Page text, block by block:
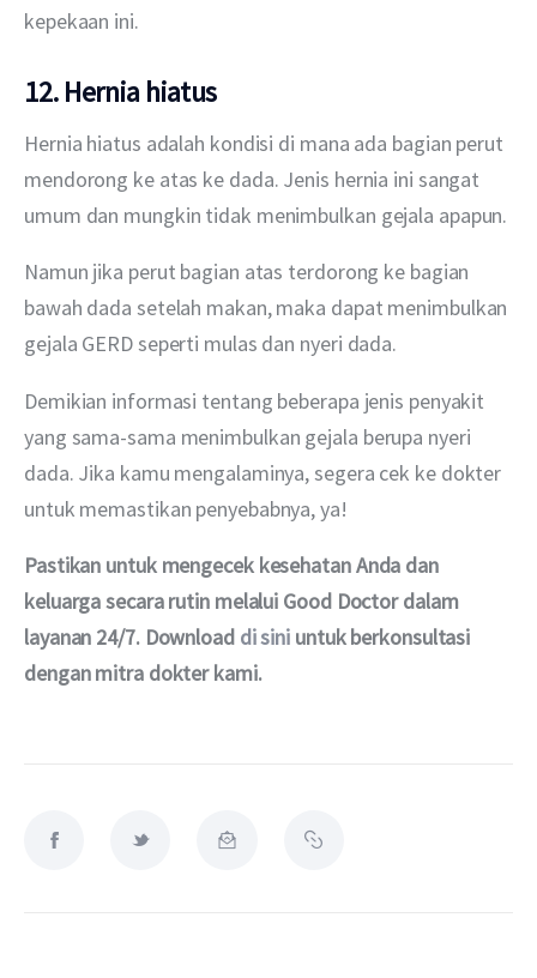
kepekaan ini.
12. Hernia hiatus
Hernia hiatus adalah kondisi di mana ada bagian perut
mendorong ke atas ke dada. Jenis hernia ini sangat
umum dan mungkin tidak menimbulkan gejala apapun.
Namun jika perut bagian atas terdorong ke bagian
bawah dada setelah makan, maka dapat menimbulkan
gejala GERD seperti mulas dan nyeri dada.
Demikian informasi tentang beberapa jenis penyakit
yang sama-sama menimbulkan gejala berupa nyeri
dada. Jika kamu mengalaminya, segera cek ke dokter
untuk memastikan penyebabnya, ya!
Pastikan untuk mengecek kesehatan Anda dan
keluarga secara rutin melalui Good Doctor dalam
layanan 24/7. Download di sini untuk berkonsultasi
dengan mitra dokter kami.